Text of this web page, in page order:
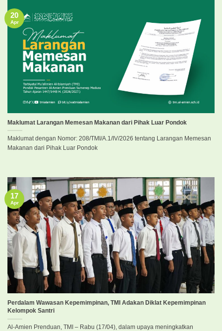
Maklumat Larangan Memesan Makanan dari Pihak Luar Pondok
Maklumat dengan Nomor: 208/TMI/A.1/IV/2026 tentang Larangan Memesan
Makanan dari Pihak Luar Pondok
20
Apr
Perdalam Wawasan Kepemimpinan, TMI Adakan Diklat Kepemimpinan
Kelompok Santri
Al-Amien Prenduan, TMI – Rabu (17/04), dalam upaya meningkatkan
17
Apr